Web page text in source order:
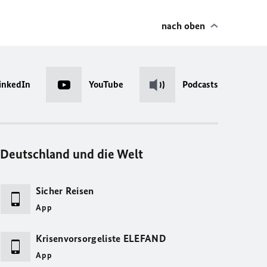
nach oben
YouTube Podcasts
Deutschland und die Welt
Sicher Reisen
App
Krisenvorsorgeliste ELEFAND
App